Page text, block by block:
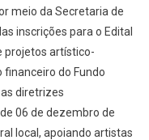
Para
O
Fundo
Municipal
Cultura
De
meio da Secretaria de
inscrições para o Edital
projetos artístico-
do Fundo
diretrizes
06 de dezembro de
local, apoiando artistas